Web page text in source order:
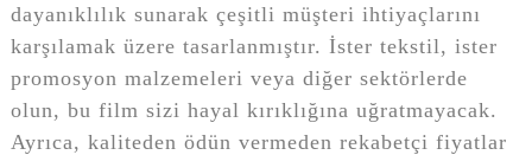
dayanıklılık sunarak çeşitli müşteri ihtiyaçlarını
karşılamak üzere tasarlanmıştır. İster tekstil, ister
promosyon malzemeleri veya diğer sektörlerde
olun, bu film sizi hayal kırıklığına uğratmayacak.
Ayrıca, kaliteden ödün vermeden rekabetçi fiyatlar